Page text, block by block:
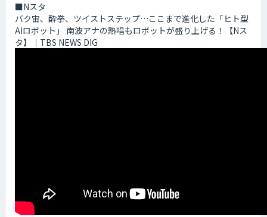
■Nスタ
バク宙、酔拳、ツイストステップ…ここまで進化した「ヒト型
AIロボット」 南波アナの熱唱もロボットが盛り上げる！【Nス
タ】｜TBS NEWS DIG